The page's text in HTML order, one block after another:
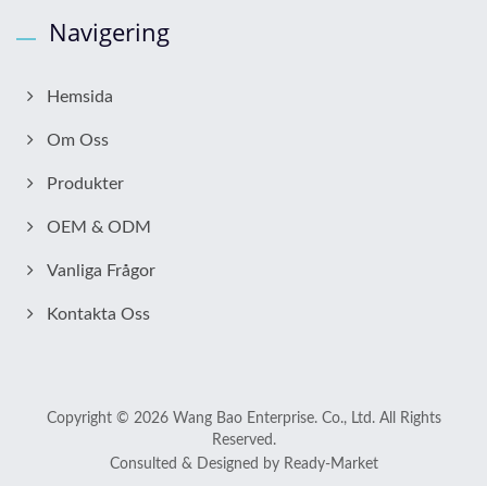
Navigering
Hemsida
Om Oss
Produkter
OEM & ODM
Vanliga Frågor
Kontakta Oss
Copyright © 2026 Wang Bao Enterprise. Co., Ltd.All Rights
Reserved.
Consulted & Designed by Ready-Market